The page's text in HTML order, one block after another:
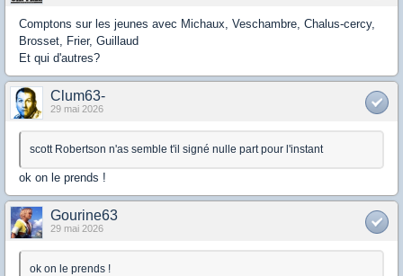
Comptons sur les jeunes avec Michaux, Veschambre, Chalus-cercy,
Brosset, Frier, Guillaud
Et qui d'autres?
Clum63-
29 mai 2026
scott Robertson n'as semble t'il signé nulle part pour l'instant
ok on le prends !
Gourine63
29 mai 2026
ok on le prends !